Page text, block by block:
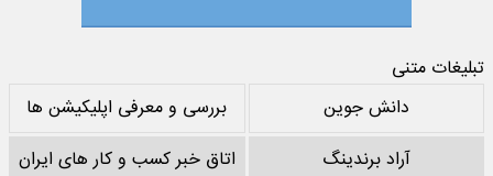
تبلیغات متنی
دانش جوین
بررسی و معرفی اپلیکیشن ها
آراد برندینگ
اتاق خبر کسب و کار های ایران